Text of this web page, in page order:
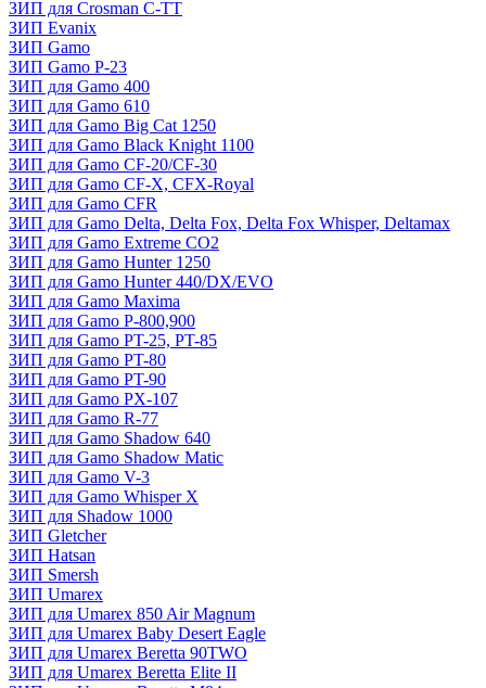
ЗИП для Crosman C-TT
ЗИП Evanix
ЗИП Gamo
ЗИП Gamo P-23
ЗИП для Gamo 400
ЗИП для Gamo 610
ЗИП для Gamo Big Cat 1250
ЗИП для Gamo Black Knight 1100
ЗИП для Gamo CF-20/CF-30
ЗИП для Gamo CF-X, CFX-Royal
ЗИП для Gamo CFR
ЗИП для Gamo Delta, Delta Fox, Delta Fox Whisper, Deltamax
ЗИП для Gamo Extreme CO2
ЗИП для Gamo Hunter 1250
ЗИП для Gamo Hunter 440/DX/EVO
ЗИП для Gamo Maxima
ЗИП для Gamo P-800,900
ЗИП для Gamo PT-25, PT-85
ЗИП для Gamo PT-80
ЗИП для Gamo PT-90
ЗИП для Gamo PX-107
ЗИП для Gamo R-77
ЗИП для Gamo Shadow 640
ЗИП для Gamo Shadow Matic
ЗИП для Gamo V-3
ЗИП для Gamo Whisper X
ЗИП для Shadow 1000
ЗИП Gletcher
ЗИП Hatsan
ЗИП Smersh
ЗИП Umarex
ЗИП для Umarex 850 Air Magnum
ЗИП для Umarex Baby Desert Eagle
ЗИП для Umarex Beretta 90TWO
ЗИП для Umarex Beretta Elite II